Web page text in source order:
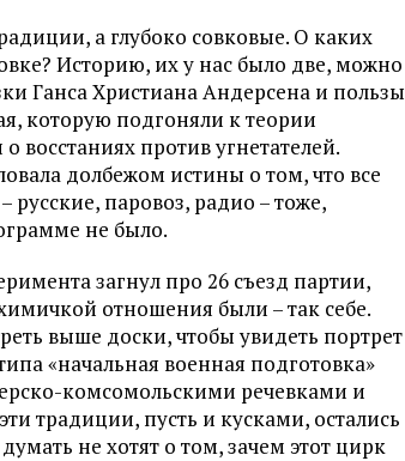
а глубоко совковые. О каких
Историю, их у нас было две, можно
Ганса Христиана Андерсена и пользы
которую подгоняли к теории
восстаниях против угнетателей.
долбежом истины о том, что все
русские, паровоз, радио – тоже,
не было.
загнул про 26 съезд партии,
отношения были – так себе.
выше доски, чтобы увидеть портрет
«начальная военная подготовка»
комсомольскими речевками и
традиции, пусть и кусками, остались
не хотят о том, зачем этот цирк